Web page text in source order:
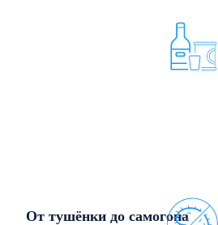
От тушёнки до самогона